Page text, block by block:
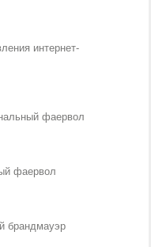
интернет-
фаервол
фаервол
брандмауэр